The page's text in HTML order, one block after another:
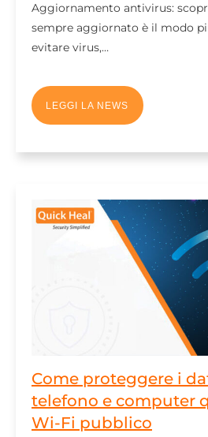
Aggiornamento antivirus:
sempre aggiornato è il modo
evitare virus,…
LEGGI LA NEWS
Come proteggere i
telefono e computer
Wi-Fi pubblico